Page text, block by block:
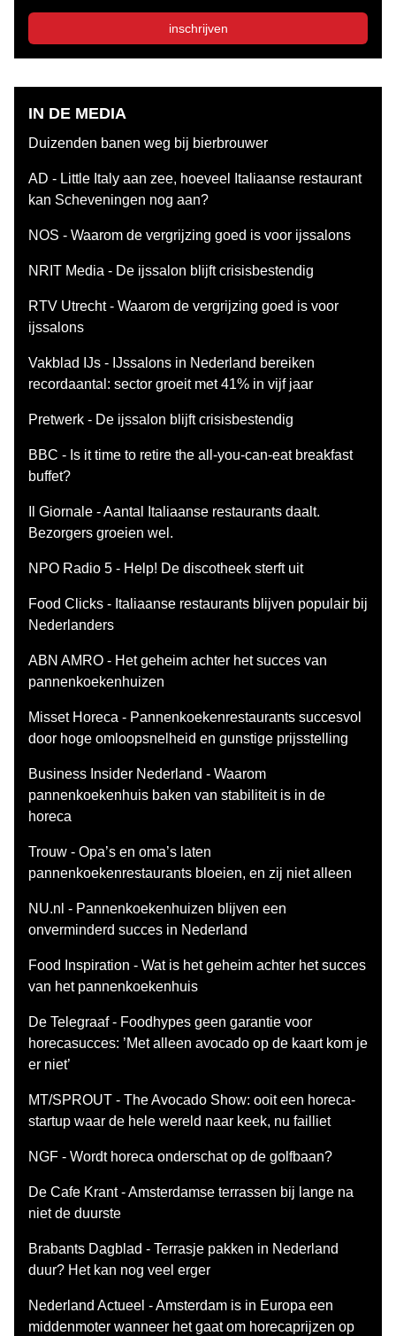
inschrijven
IN DE MEDIA
Duizenden banen weg bij bierbrouwer
AD - Little Italy aan zee, hoeveel Italiaanse restaurant
kan Scheveningen nog aan?
NOS - Waarom de vergrijzing goed is voor ijssalons
NRIT Media - De ijssalon blijft crisisbestendig
RTV Utrecht - Waarom de vergrijzing goed is voor
ijssalons
Vakblad IJs - IJssalons in Nederland bereiken
recordaantal: sector groeit met 41% in vijf jaar
Pretwerk - De ijssalon blijft crisisbestendig
BBC - Is it time to retire the all-you-can-eat breakfast
buffet?
Il Giornale - Aantal Italiaanse restaurants daalt.
Bezorgers groeien wel.
NPO Radio 5 - Help! De discotheek sterft uit
Food Clicks - Italiaanse restaurants blijven populair bij
Nederlanders
ABN AMRO - Het geheim achter het succes van
pannenkoekenhuizen
Misset Horeca - Pannenkoekenrestaurants succesvol
door hoge omloopsnelheid en gunstige prijsstelling
Business Insider Nederland - Waarom
pannenkoekenhuis baken van stabiliteit is in de
horeca
Trouw - Opa’s en oma’s laten
pannenkoekenrestaurants bloeien, en zij niet alleen
NU.nl - Pannenkoekenhuizen blijven een
onverminderd succes in Nederland
Food Inspiration - Wat is het geheim achter het succes
van het pannenkoekenhuis
De Telegraaf - Foodhypes geen garantie voor
horecasucces: ’Met alleen avocado op de kaart kom je
er niet’
MT/SPROUT - The Avocado Show: ooit een horeca-
startup waar de hele wereld naar keek, nu failliet
NGF - Wordt horeca onderschat op de golfbaan?
De Cafe Krant - Amsterdamse terrassen bij lange na
niet de duurste
Brabants Dagblad - Terrasje pakken in Nederland
duur? Het kan nog veel erger
Nederland Actueel - Amsterdam is in Europa een
middenmoter wanneer het gaat om horecaprijzen op